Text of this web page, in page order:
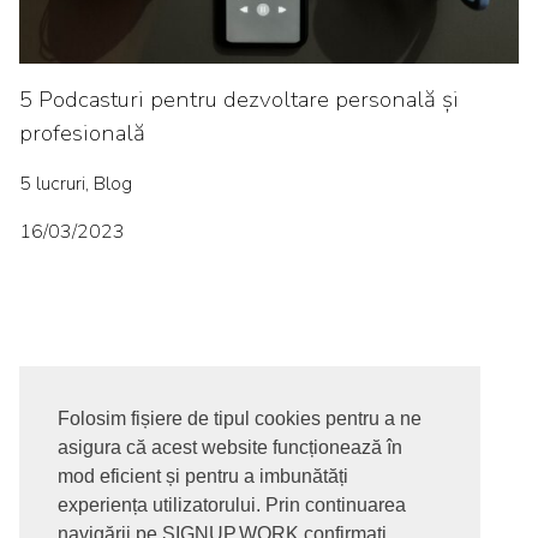
Folosim fișiere de tipul cookies pentru a ne
asigura că acest website funcționează în
mod eficient și pentru a imbunătăți
experiența utilizatorului. Prin continuarea
5 Podcasturi pentru dezvoltare personală și
profesională
5 lucruri, Blog
16/03/2023
© 2017-2026. Toate drepturile rezervate
SIGNUPDOTWORK SRLTermeni si conditii | Politica de
confidentialitate | Politica de livrare si anulare comanda |